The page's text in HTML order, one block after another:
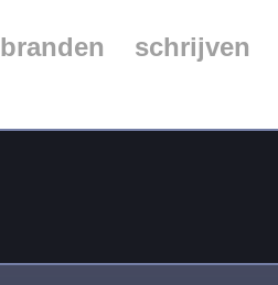
branden
schrijven